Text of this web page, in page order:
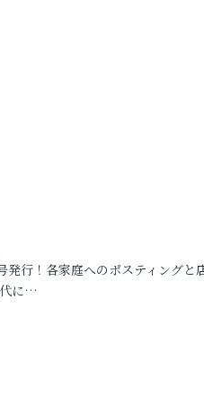
発行！各家庭へのポスティングと
に…